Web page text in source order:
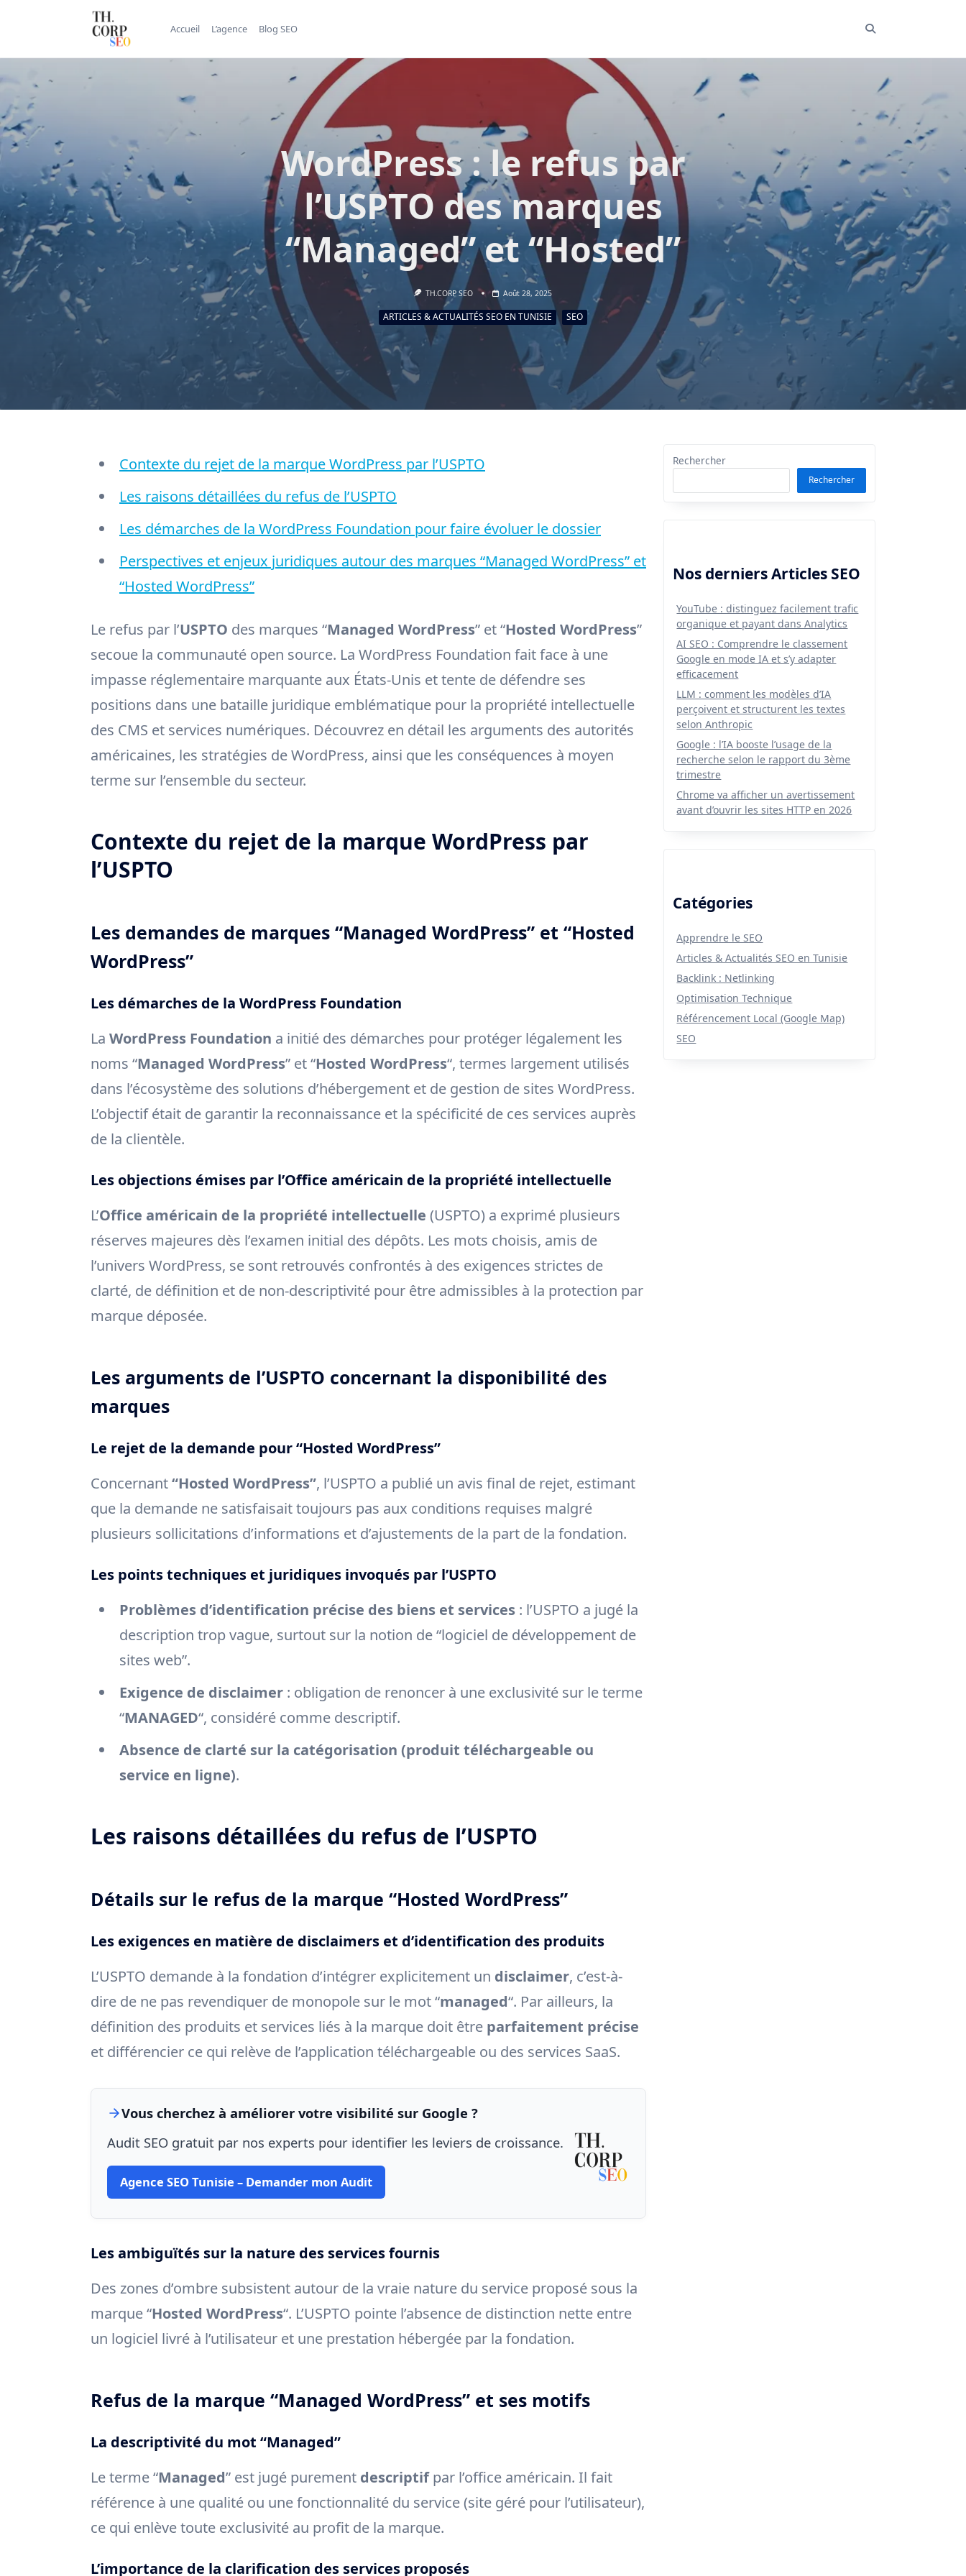
Accueil L’agence Blog SEO
WordPress : le refus par
l’USPTO des marques
“Managed” et “Hosted”
TH.CORP SEO Août 28, 2025
ARTICLES & ACTUALITÉS SEO EN TUNISIE SEO
Contexte du rejet de la marque WordPress par l’USPTO
Les raisons détaillées du refus de l’USPTO
Les démarches de la WordPress Foundation pour faire évoluer le dossier
Perspectives et enjeux juridiques autour des marques “Managed WordPress” et
“Hosted WordPress”
Le refus par l’USPTO des marques “Managed WordPress” et “Hosted WordPress”
secoue la communauté open source. La WordPress Foundation fait face à une
impasse réglementaire marquante aux États-Unis et tente de défendre ses
positions dans une bataille juridique emblématique pour la propriété intellectuelle
des CMS et services numériques. Découvrez en détail les arguments des autorités
américaines, les stratégies de WordPress, ainsi que les conséquences à moyen
terme sur l’ensemble du secteur.
Contexte du rejet de la marque WordPress par
l’USPTO
Les demandes de marques “Managed WordPress” et “Hosted
WordPress”
Les démarches de la WordPress Foundation
La WordPress Foundation a initié des démarches pour protéger légalement les
noms “Managed WordPress” et “Hosted WordPress“, termes largement utilisés
dans l’écosystème des solutions d’hébergement et de gestion de sites WordPress.
L’objectif était de garantir la reconnaissance et la spécificité de ces services auprès
de la clientèle.
Les objections émises par l’Office américain de la propriété intellectuelle
L’Office américain de la propriété intellectuelle (USPTO) a exprimé plusieurs
réserves majeures dès l’examen initial des dépôts. Les mots choisis, amis de
l’univers WordPress, se sont retrouvés confrontés à des exigences strictes de
clarté, de définition et de non-descriptivité pour être admissibles à la protection par
marque déposée.
Les arguments de l’USPTO concernant la disponibilité des
marques
Le rejet de la demande pour “Hosted WordPress”
Concernant“Hosted WordPress”, l’USPTO a publié un avis final de rejet, estimant
que la demande ne satisfaisait toujours pas aux conditions requises malgré
plusieurs sollicitations d’informations et d’ajustements de la part de la fondation.
Les points techniques et juridiques invoqués par l’USPTO
Problèmes d’identification précise des biens et services : l’USPTO a jugé la
description trop vague, surtout sur la notion de “logiciel de développement de
sites web”.
Exigence de disclaimer : obligation de renoncer à une exclusivité sur le terme
“MANAGED“, considéré comme descriptif.
Absence de clarté sur la catégorisation (produit téléchargeable ou
service en ligne).
Les raisons détaillées du refus de l’USPTO
Détails sur le refus de la marque “Hosted WordPress”
Les exigences en matière de disclaimers et d’identification des produits
L’USPTO demande à la fondation d’intégrer explicitement un disclaimer, c’est-à-
dire de ne pas revendiquer de monopole sur le mot “managed“. Par ailleurs, la
définition des produits et services liés à la marque doit être parfaitement précise
et différencier ce qui relève de l’application téléchargeable ou des services SaaS.
Vous cherchez à améliorer votre visibilité sur Google ?
Audit SEO gratuit par nos experts pour identifier les leviers de croissance.
Agence SEO Tunisie – Demander mon Audit
Les ambiguïtés sur la nature des services fournis
Des zones d’ombre subsistent autour de la vraie nature du service proposé sous la
marque “Hosted WordPress“. L’USPTO pointe l’absence de distinction nette entre
un logiciel livré à l’utilisateur et une prestation hébergée par la fondation.
Refus de la marque “Managed WordPress” et ses motifs
La descriptivité du mot “Managed”
Le terme “Managed” est jugé purement descriptifpar l’office américain. Il fait
référence à une qualité ou une fonctionnalité du service (site géré pour l’utilisateur),
ce qui enlève toute exclusivité au profit de la marque.
L’importance de la clarification des services proposés
Rechercher
Rechercher
Nos derniers Articles SEO
YouTube : distinguez facilement trafic
organique et payant dans Analytics
AI SEO : Comprendre le classement
Google en mode IA et s’y adapter
efficacement
LLM : comment les modèles d’IA
perçoivent et structurent les textes
selon Anthropic
Google : l’IA booste l’usage de la
recherche selon le rapport du 3ème
trimestre
Chrome va afficher un avertissement
avant d’ouvrir les sites HTTP en 2026
Catégories
Apprendre le SEO
Articles & Actualités SEO en Tunisie
Backlink : Netlinking
Optimisation Technique
Référencement Local (Google Map)
SEO